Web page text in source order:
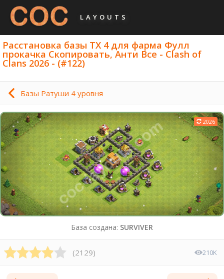
LAYOUTS
Расстановка базы ТХ 4 для фарма Фулл
прокачка Скопировать, Анти Все - Clash of
Clans 2026 - (#122)
Базы Ратуши 4 уровня
2026
База создана: SURVIVER
(2129) 210K